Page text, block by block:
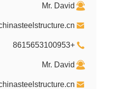
Mr. David
+8615653100953
Mr. David